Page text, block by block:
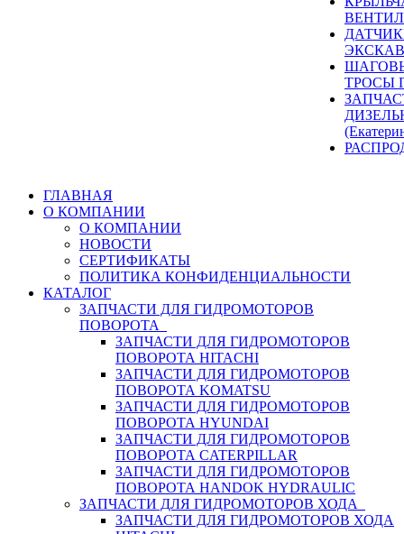
ТРОСЫ
ГЛАВНАЯ
О КОМПАНИИ
О КОМПАНИИ
НОВОСТИ
СЕРТИФИКАТЫ
ПОЛИТИКА КОНФИДЕНЦИАЛЬНОСТИ
КАТАЛОГ
ЗАПЧАСТИ ДЛЯ ГИДРОМОТОРОВ
ПОВОРОТА
ЗАПЧАСТИ ДЛЯ ГИДРОМОТОРОВ
ПОВОРОТА HITACHI
ЗАПЧАСТИ ДЛЯ ГИДРОМОТОРОВ
ПОВОРОТА KOMATSU
ЗАПЧАСТИ ДЛЯ ГИДРОМОТОРОВ
ПОВОРОТА HYUNDAI
ЗАПЧАСТИ ДЛЯ ГИДРОМОТОРОВ
ПОВОРОТА CATERPILLAR
ЗАПЧАСТИ ДЛЯ ГИДРОМОТОРОВ
ПОВОРОТА HANDOK HYDRAULIC
ЗАПЧАСТИ ДЛЯ ГИДРОМОТОРОВ ХОДА
ЗАПЧАСТИ ДЛЯ ГИДРОМОТОРОВ ХОДА